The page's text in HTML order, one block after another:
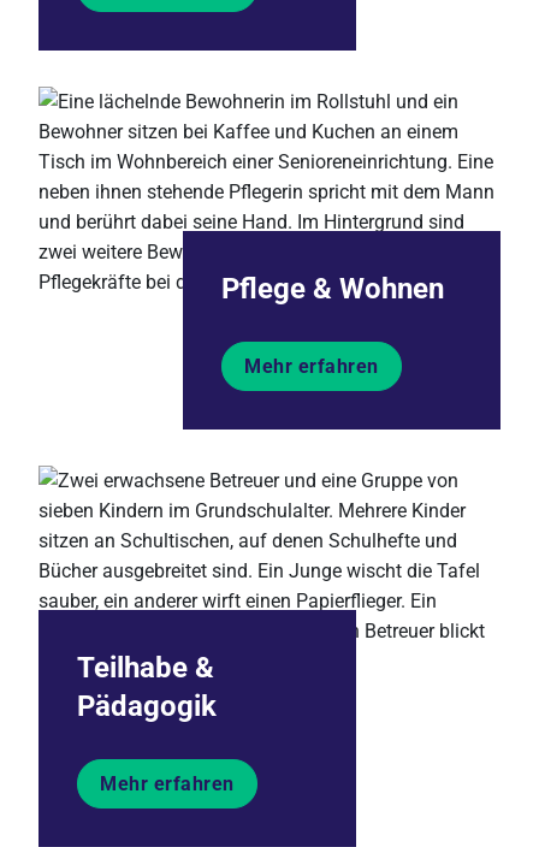
Pflege & Wohnen
Mehr erfahren
Teilhabe &
Pädagogik
Mehr erfahren